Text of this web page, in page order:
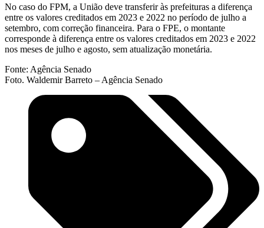
No caso do FPM, a União deve transferir às prefeituras a diferença
entre os valores creditados em 2023 e 2022 no período de julho a
setembro, com correção financeira. Para o FPE, o montante
corresponde à diferença entre os valores creditados em 2023 e 2022
nos meses de julho e agosto, sem atualização monetária.
Fonte: Agência Senado
Foto. Waldemir Barreto – Agência Senado